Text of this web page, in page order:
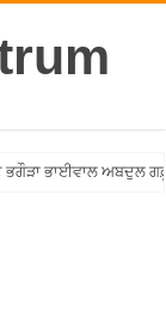
ਭਗੌੜਾ ਭਾਈਵਾਲ ਅਬਦੁਲ